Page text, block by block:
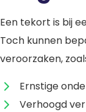
Een tekort is bij
Toch kunnen
veroorzaken,
Ernstige
Verhoogd